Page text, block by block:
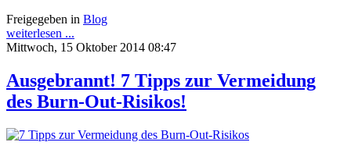
Freigegeben in Blog
weiterlesen ...
Mittwoch, 15 Oktober 2014 08:47
Ausgebrannt! 7 Tipps zur Vermeidung
des Burn-Out-Risikos!